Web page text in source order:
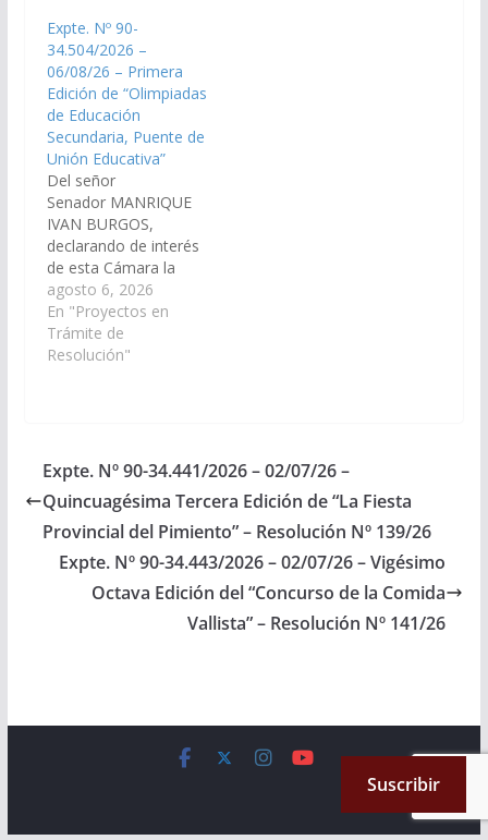
realizará los días 17 y
18 de Julio en el
municipio de
Payogasta,
Departamento Cachi.
(Expte. Nº 90-
34.441/2026, a la
Comisión de
Educación, Cultura,
Ciencia…
Expte. Nº 90-
34.504/2026 –
06/08/26 – Primera
Edición de “Olimpiadas
de Educación
Secundaria, Puente de
Unión Educativa”
Del señor
Senador MANRIQUE
IVAN BURGOS,
declarando de interés
de esta Cámara la
Primera Edición de
“Olimpiadas de
Educación Secundaria,
Puente de Unión
2.026 en el municipio
de Cachi,
Departamento
homónimo. (Expte. Nº
90-34.504/2026, a la
Comisión de…
agosto 6, 2026
En "Proyectos en
Trámite de
Resolución"
Expte. Nº 90-34.441/2026 – 02/07/26 –
Quincuagésima Tercera Edición de “La Fiesta
Provincial del Pimiento” – Resolución Nº 139/26
Expte. Nº 90-34.443/2026 – 02/07/26 – Vigésimo
Octava Edición del “Concurso de la Comida
Vallista” – Resolución Nº 141/26
. All rights reserved.
by ThemeGrill. Powered byWordPress.
Suscribir